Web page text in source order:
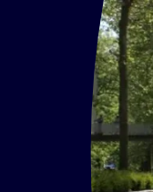
Recruitment